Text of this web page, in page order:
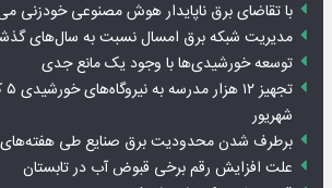
با تقاضای برق ناپایدار هوش مصنوعی خودزنی
مدیریت شبکه برق امسال نسبت به سال‌های
توسعه خورشیدی‌ها با وجود یک مانع جدی
شهریور
برطرف شدن محدودیت‌ برق صنایع طی هفته‌های
علت افزایش رقم برخی قبوض آب در تابستان